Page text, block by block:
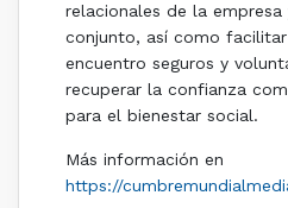
relacionales de la
conjunto, así como
encuentro seguros y
recuperar la confianza
para el bienestar social.
Más información en
https://